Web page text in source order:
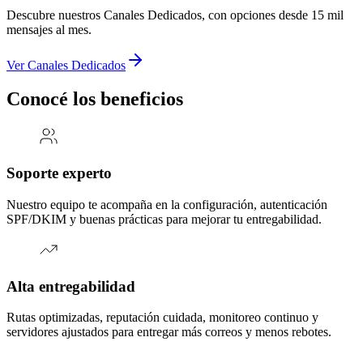
Descubre nuestros Canales Dedicados, con opciones desde 15 mil
mensajes al mes.
Ver Canales Dedicados
Conocé los beneficios
Soporte experto
Nuestro equipo te acompaña en la configuración, autenticación
SPF/DKIM y buenas prácticas para mejorar tu entregabilidad.
Alta entregabilidad
Rutas optimizadas, reputación cuidada, monitoreo continuo y
servidores ajustados para entregar más correos y menos rebotes.